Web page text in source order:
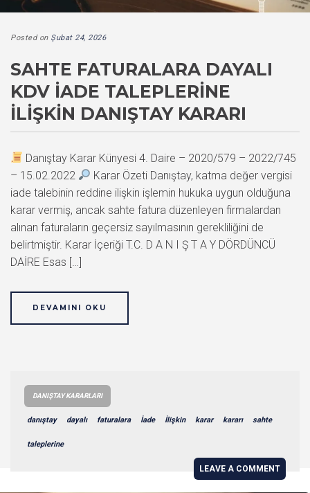
Posted on Şubat 24, 2026
SAHTE FATURALARA DAYALI
KDV İADE TALEPLERINE
İLIŞKIN DANIŞTAY KARARI
Danıştay Karar Künyesi 4. Daire – 2020/579 – 2022/745
– 15.02.2022
Karar Özeti Danıştay, katma değer vergisi
iade talebinin reddine ilişkin işlemin hukuka uygun olduğuna
karar vermiş, ancak sahte fatura düzenleyen firmalardan
alınan faturaların geçersiz sayılmasının gerekliliğini de
belirtmiştir. Karar İçeriği T.C. D A N I Ş T A Y DÖRDÜNCÜ
DAİRE Esas […]
DEVAMINI OKU
DANIŞTAY KARARLARI
danıştay dayalı faturalara İade İlişkin karar kararı sahte
taleplerine
LEAVE A COMMENT